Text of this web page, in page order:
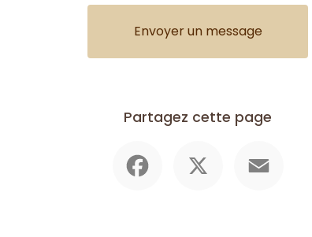
Envoyer un message
Partagez cette page